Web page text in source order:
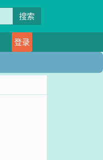
搜索
登录